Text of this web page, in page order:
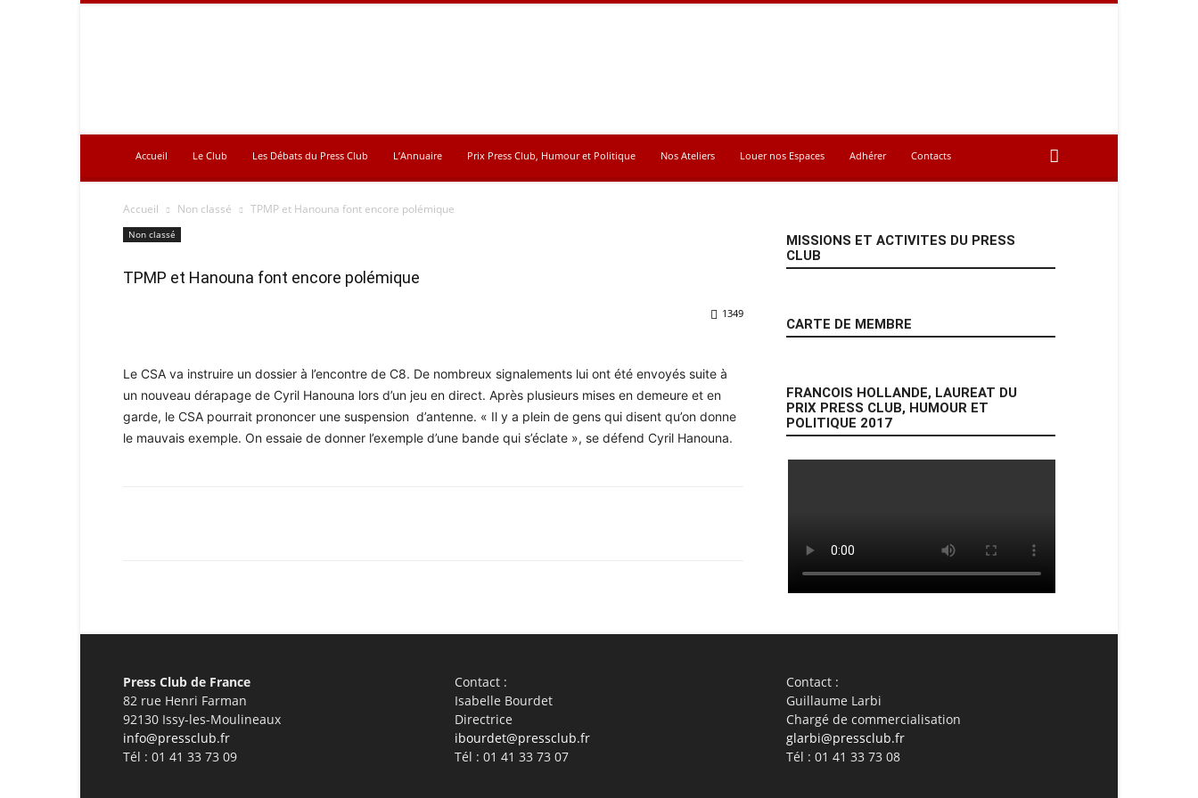
Accueil Le Club Les Débats du Press Club L’Annuaire Prix Press Club, Humour et Politique Nos Ateliers Louer nos Espaces Adhérer Contacts
Accueil Non classé TPMP et Hanouna font encore polémique
Non classé
TPMP et Hanouna font encore polémique
1349
Le CSA va instruire un dossier à l’encontre de C8. De nombreux signalements lui ont été envoyés suite à
un nouveau dérapage de Cyril Hanouna lors d’un jeu en direct. Après plusieurs mises en demeure et en
garde, le CSA pourrait prononcer une suspension d’antenne. « Il y a plein de gens qui disent qu’on donne
le mauvais exemple. On essaie de donner l’exemple d’une bande qui s’éclate », se défend Cyril Hanouna.
MISSIONS ET ACTIVITES DU PRESS
CLUB
CARTE DE MEMBRE
FRANCOIS HOLLANDE, LAUREAT DU
PRIX PRESS CLUB, HUMOUR ET
POLITIQUE 2017
Press Club de France
82 rue Henri Farman
92130 Issy-les-Moulineaux
info@pressclub.fr
Tél : 01 41 33 73 09
Contact :
Isabelle Bourdet
Directrice
ibourdet@pressclub.fr
Tél : 01 41 33 73 07
Contact :
Guillaume Larbi
Chargé de commercialisation
glarbi@pressclub.fr
Tél : 01 41 33 73 08